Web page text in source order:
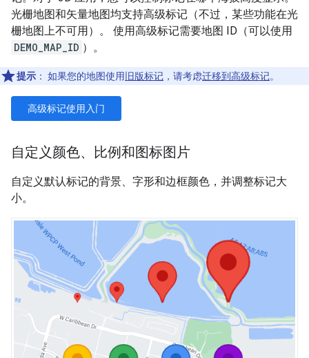
光栅地图和矢量地图均支持高级标记（不过，某些功能在光
栅地图上不可用）。 使用高级标记需要地图 ID（可以使用
DEMO_MAP_ID ）。
提示 ： 如果您的地图使用 旧版标记 ，请考虑迁移到高级标记。
高级标记使用入门
自定义颜色、比例和图标图片
自定义默认标记的背景、字形和边框颜色，并调整标记大
小。